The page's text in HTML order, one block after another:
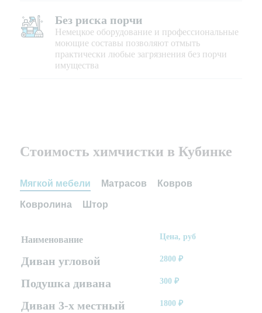
Без риска порчи
Немецкое оборудование и профессиональные
моющие составы позволяют отмыть
практически любые загрязнения без порчи
имущества
Стоимость химчистки в Кубинке
Мягкой мебели Матрасов Ковров
Ковролина Штор
Наименование Цена, руб
Диван угловой 2800₽
Подушка дивана 300₽
Диван 3-х местный 1800₽